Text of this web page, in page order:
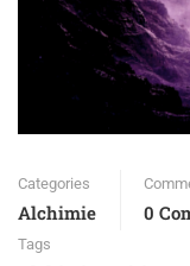
Categories
Alchimie 0
Tags